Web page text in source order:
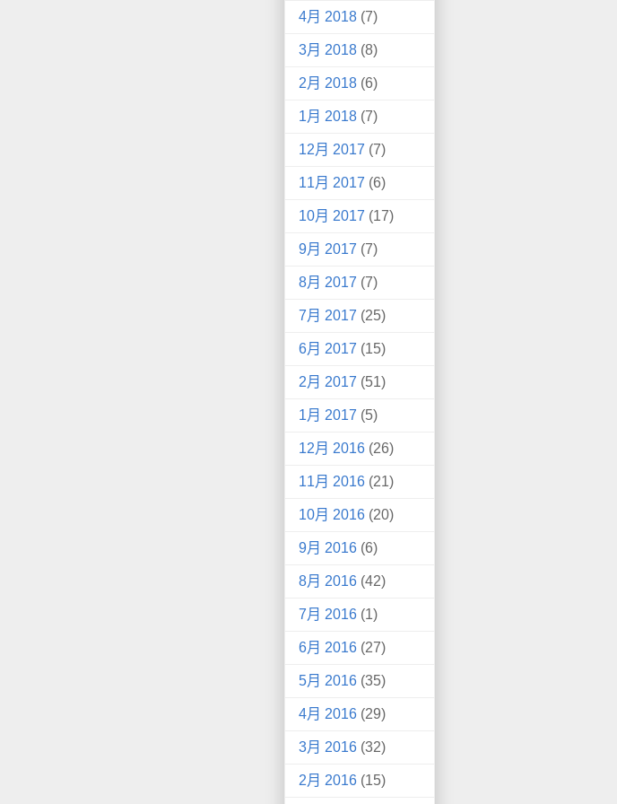
4月 2018 (7)
3月 2018 (8)
2月 2018 (6)
1月 2018 (7)
12月 2017 (7)
11月 2017 (6)
10月 2017 (17)
9月 2017 (7)
8月 2017 (7)
7月 2017 (25)
6月 2017 (15)
2月 2017 (51)
1月 2017 (5)
12月 2016 (26)
11月 2016 (21)
10月 2016 (20)
9月 2016 (6)
8月 2016 (42)
7月 2016 (1)
6月 2016 (27)
5月 2016 (35)
4月 2016 (29)
3月 2016 (32)
2月 2016 (15)